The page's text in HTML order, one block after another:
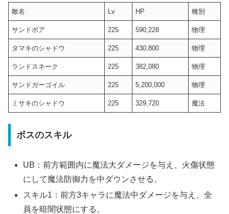
敵名 Lv HP 種別
サンドボア 225 590,228 物理
タマキのシャドウ 225 430,800 物理
ランドスネーク 225 382,080 物理
サンドガーゴイル 225 5,200,000 物理
ミサキのシャドウ 225 329,720 魔法
ボスのスキル
UB：前方範囲内に魔法大ダメージを与え、火傷状態
にして魔法防御力を中ダウンさせる。
スキル1：前方3キャラに魔法中ダメージを与え、全
員を暗闇状態にする。